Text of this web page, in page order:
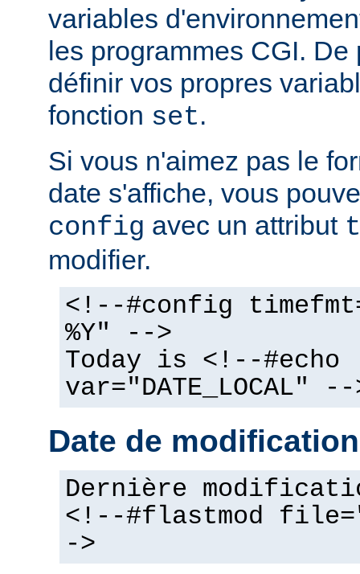
variables
les programmes CGI.
définir vos propres
fonction set.
Si vous n'aimez pas le
date s'affiche, vous
config avec un attribut
modifier.
<!--#config
%Y" -->
Today is <!--#echo
var="DATE_LOCAL" --
Date de
Dernière
<!--#flastmod
->